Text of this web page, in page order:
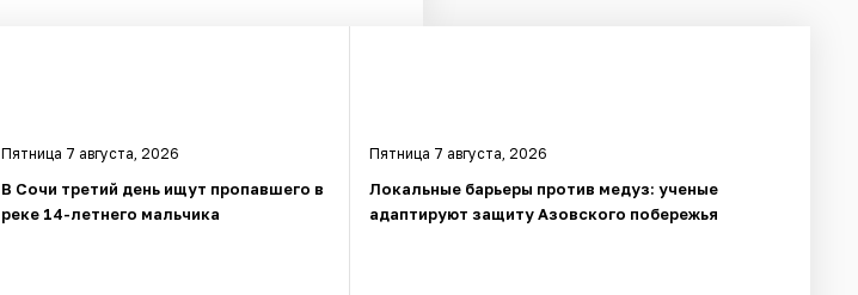
Пятница 7 августа, 2026
В Сочи третий день ищут пропавшего в
реке 14-летнего мальчика
Пятница 7 августа, 2026
Локальные барьеры против медуз: ученые
адаптируют защиту Азовского побережья